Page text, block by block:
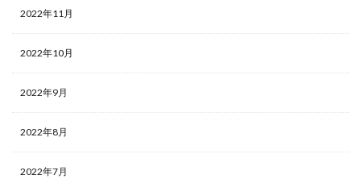
2022年11月
2022年10月
2022年9月
2022年8月
2022年7月